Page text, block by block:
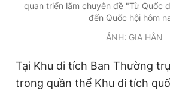
quan triển lãm chuyên đề "Từ Quốc
đến Quốc hội hôm
ẢNH: GIA HÂN
Tại Khu di tích Ban Thường
trong quần thể Khu di tích